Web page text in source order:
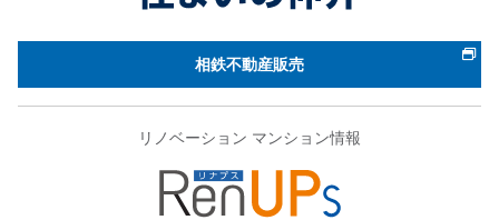
相鉄不動産販売
リノベーション マンション情報